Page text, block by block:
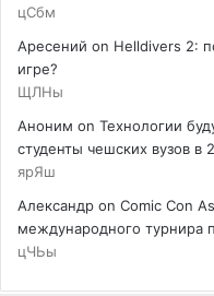
цСбм
Аресений on Helldivers 2:
игре?
ЩЛНы
Аноним on Технологии
студенты чешских вузов в
ярЯш
Александр on Comic Con
международного турнира
цЧЬы